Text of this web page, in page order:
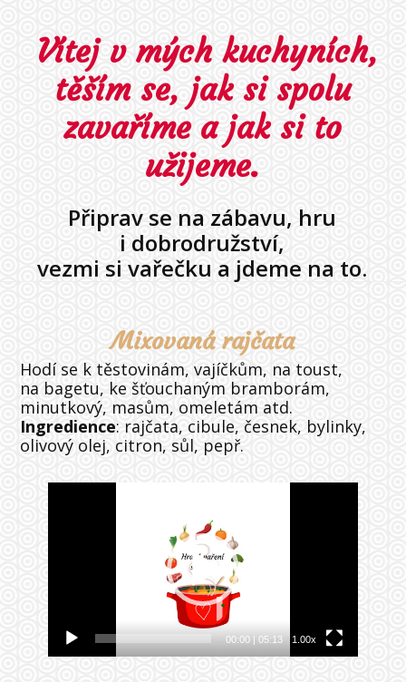
Vítej v mých kuchyních,
těším se, jak si spolu
zavaříme a jak si to
užijeme.
Připrav se na zábavu, hru
i dobrodružství,
vezmi si vařečku a jdeme na to.
Mixovaná rajčata
Hodí se k těstovinám, vajíčkům, na toust,
na bagetu, ke šťouchaným bramborám,
minutkový, masům, omeletám atd.
Ingredience: rajčata, cibule, česnek, bylinky,
olivový olej, citron, sůl, pepř.
00:00 05:13 1.00x